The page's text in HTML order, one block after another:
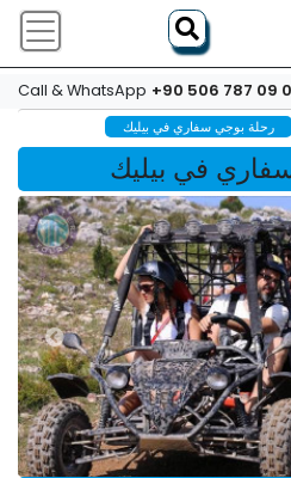
Call & WhatsApp +90 506 787 09
رحلة بوجي سفاري في بيليك
في بيليك